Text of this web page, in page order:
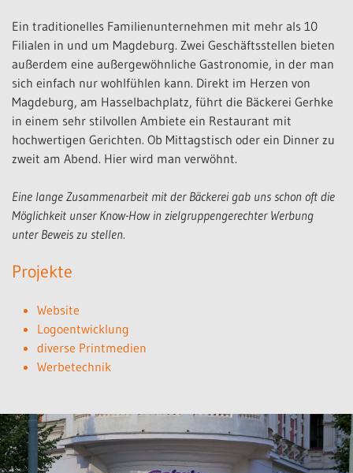
Ein traditionelles Familienunternehmen mit mehr als 10
Filialen in und um Magdeburg. Zwei Geschäftsstellen bieten
außerdem eine außergewöhnliche Gastronomie, in der man
sich einfach nur wohlfühlen kann. Direkt im Herzen von
Magdeburg, am Hasselbachplatz, führt die Bäckerei Gerhke
in einem sehr stilvollen Ambiete ein Restaurant mit
hochwertigen Gerichten. Ob Mittagstisch oder ein Dinner zu
zweit am Abend. Hier wird man verwöhnt.
Eine lange Zusammenarbeit mit der Bäckerei gab uns schon oft die
Möglichkeit unser Know-How in zielgruppengerechter Werbung
unter Beweis zu stellen.
Projekte
Website
Logoentwicklung
diverse Printmedien
Werbetechnik